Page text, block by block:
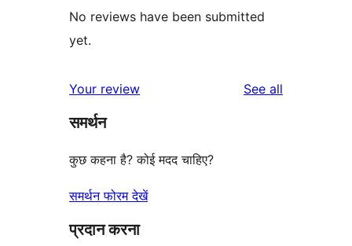
No reviews have been submitted
yet.
Your review See all
समर्थन
कुछ कहना है? कोई मदद चाहिए?
समर्थन फोरम देखें
प्रदान करना